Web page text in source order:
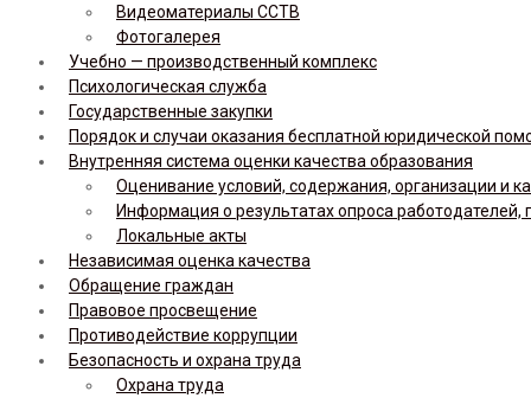
Видеоматериалы ССТВ
Фотогалерея
Учебно — производственный комплекс
Психологическая служба
Государственные закупки
Порядок и случаи оказания бесплатной юридической
Внутренняя система оценки качества образования
Оценивание условий, содержания, организации и
Информация о результатах опроса
Локальные акты
Независимая оценка качества
Обращение граждан
Правовое просвещение
Противодействие коррупции
Безопасность и охрана труда
Охрана труда